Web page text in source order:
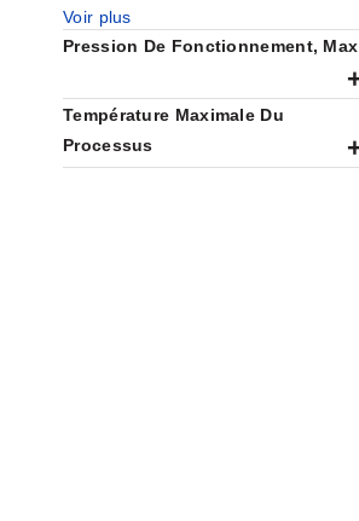
Voir plus
Pression De Fonctionnement, Max
Température Maximale Du
Processus